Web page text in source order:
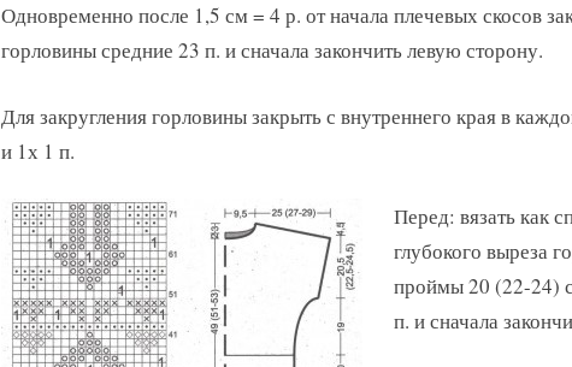
Одновременно после 1,5 см = 4 р. от начала плечевых скосов
горловины средние 23 п. и сначала закончить левую сторону.
Для закругления горловины закрыть с внутреннего края в
и 1х 1 п.
Перед: вязать как
глубокого выреза
проймы 20 (22-24)
п. и сначала